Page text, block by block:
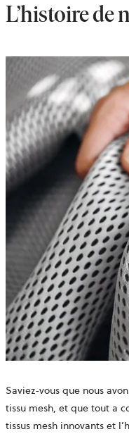
L’histoire de
Saviez-vous que nous
tissu mesh, et que tout a
tissus mesh innovants et